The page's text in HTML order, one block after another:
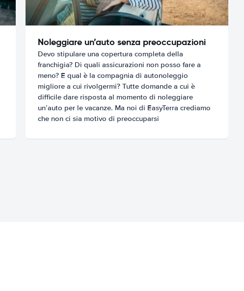
Noleggiare un’auto senza preoccupazioni
Devo stipulare una copertura completa della
franchigia? Di quali assicurazioni non posso fare a
meno? E qual è la compagnia di autonoleggio
migliore a cui rivolgermi? Tutte domande a cui è
difficile dare risposta al momento di noleggiare
un’auto per le vacanze. Ma noi di EasyTerra crediamo
che non ci sia motivo di preoccuparsi